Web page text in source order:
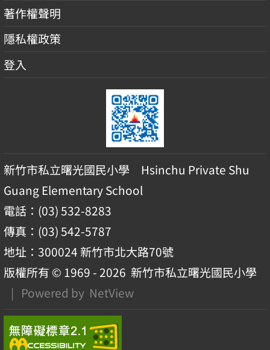
著作權聲明
隱私權政策
登入
新竹市私立曙光國民小學 Hsinchu Private Shu
Guang Elementary School
電話：(03) 532-8283
傳真：(03) 542-5787
地址：300024 新竹市北大路70號
版權所有 © 1969 - 2026 新竹市私立曙光國民小學
| Powered by NetView